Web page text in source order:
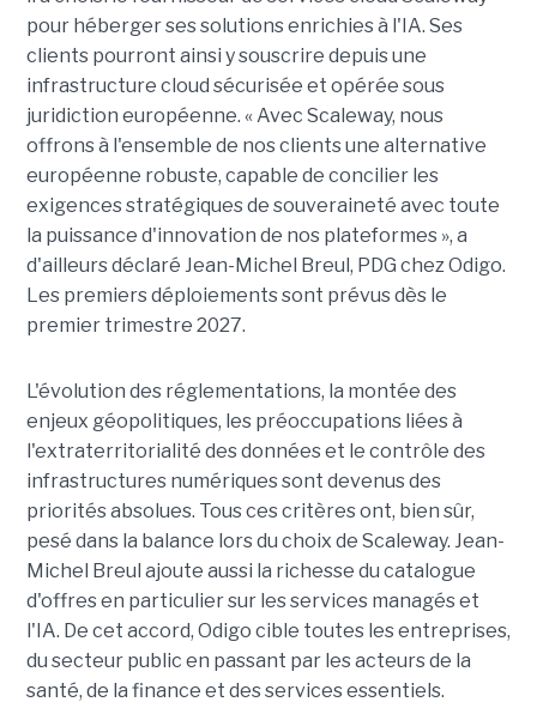
pour héberger ses solutions enrichies à l'IA. Ses
clients pourront ainsi y souscrire depuis une
infrastructure cloud sécurisée et opérée sous
juridiction européenne. « Avec Scaleway, nous
offrons à l'ensemble de nos clients une alternative
européenne robuste, capable de concilier les
exigences stratégiques de souveraineté avec toute
la puissance d'innovation de nos plateformes », a
d'ailleurs déclaré Jean-Michel Breul, PDG chez Odigo.
Les premiers déploiements sont prévus dès le
premier trimestre 2027.
L'évolution des réglementations, la montée des
enjeux géopolitiques, les préoccupations liées à
l'extraterritorialité des données et le contrôle des
infrastructures numériques sont devenus des
priorités absolues. Tous ces critères ont, bien sûr,
pesé dans la balance lors du choix de Scaleway. Jean-
Michel Breul ajoute aussi la richesse du catalogue
d'offres en particulier sur les services managés et
l'IA. De cet accord, Odigo cible toutes les entreprises,
du secteur public en passant par les acteurs de la
santé, de la finance et des services essentiels.